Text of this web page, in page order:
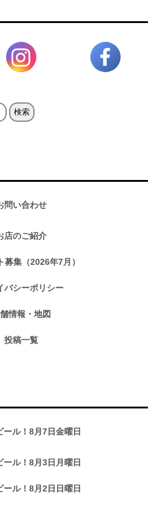
問い合わせ
店のご紹介
募集（2026年7月）
バシーポリシー
情報・地図
投稿一覧
ール！8月7日金曜日
ール！8月3日月曜日
ール！8月2日日曜日